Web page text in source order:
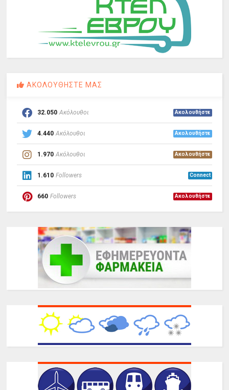
ΑΚΟΛΟΥΘΗΣΤΕ ΜΑΣ
32.050 Ακόλουθοι Ακολουθήστε
4.440 Ακόλουθοι Ακολουθήστε
1.970 Ακόλουθοι Ακολουθήστε
1.610 Followers Connect
660 Followers Ακολουθήστε